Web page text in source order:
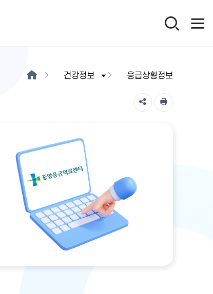
건강정보 응급상황정보